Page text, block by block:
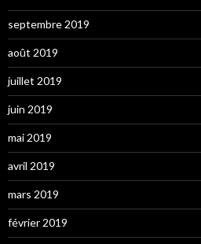
septembre 2019
août 2019
juillet 2019
juin 2019
mai 2019
avril 2019
mars 2019
février 2019